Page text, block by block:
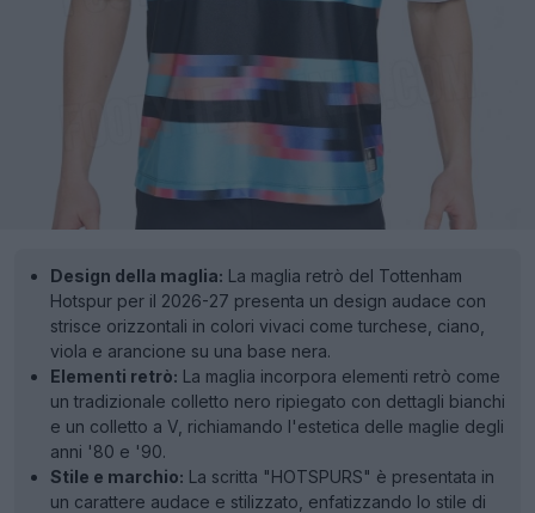
Design della maglia: La maglia retrò del Tottenham
Hotspur per il 2026-27 presenta un design audace con
strisce orizzontali in colori vivaci come turchese, ciano,
viola e arancione su una base nera.
Elementi retrò: La maglia incorpora elementi retrò come
un tradizionale colletto nero ripiegato con dettagli bianchi
e un colletto a V, richiamando l'estetica delle maglie degli
anni '80 e '90.
Stile e marchio: La scritta "HOTSPURS" è presentata in
un carattere audace e stilizzato, enfatizzando lo stile di